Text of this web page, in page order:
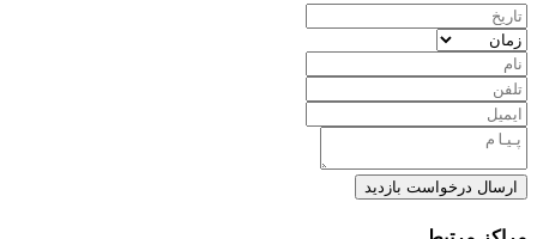
ارسال درخواست بازدید